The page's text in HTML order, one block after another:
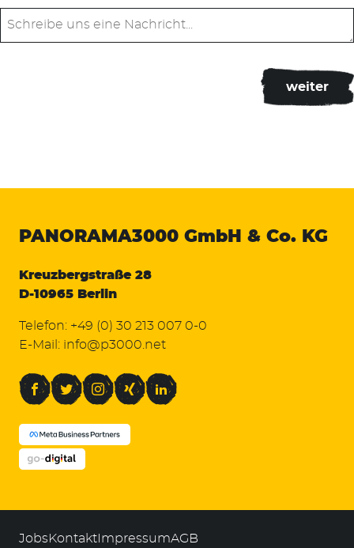
PANORAMA3000 GmbH & Co. KG
Kreuzbergstraße 28
D-10965 Berlin
Telefon: +49 (0) 30 213 007 0-0
E-Mail: info@p3000.net
FacebookTwitterInstagramXing LinkedIn
JobsKontakt ImpressumAGB